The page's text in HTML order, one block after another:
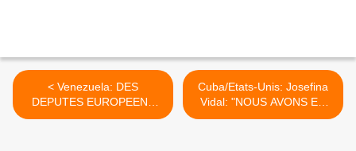
< Venezuela: DES
DEPUTES EUROPEENS
CONDAMNENT LES
Cuba/Etats-Unis: Josefina
Vidal: "NOUS AVONS EU
UNE BONNE REUNION" >